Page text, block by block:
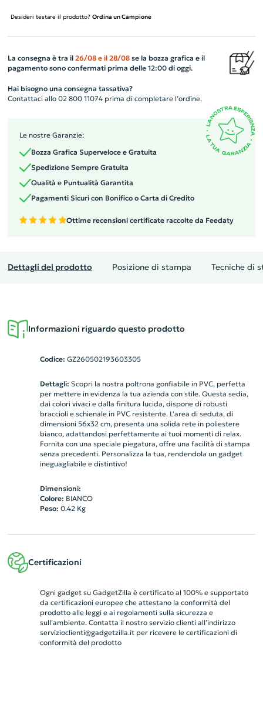
Desideri testare il prodotto? Ordina un Campione
La consegna è tra il 26/08 e il 28/08se la bozza grafica e il
pagamento sono confermati prima delle 12:00 di oggi.
Hai bisogno una consegna tassativa?
Contattaci allo 02 800 11074 prima di completare l’ordine.
Le nostre Garanzie:
Bozza Grafica Superveloce e Gratuita
Spedizione Sempre Gratuita
Qualità e Puntualità Garantita
Pagamenti Sicuri con Bonifico o Carta di Credito
Ottime recensioni certificate raccolte da Feedaty
Dettagli del prodotto Posizione di stampa Tecniche di
Informazioni riguardo questo prodotto
Codice: GZ260502193603305
Dettagli: Scopri la nostra poltrona gonfiabile in PVC, perfetta
per mettere in evidenza la tua azienda con stile. Questa sedia,
dai colori vivaci e dalla finitura lucida, dispone di robusti
braccioli e schienale in PVC resistente. L'area di seduta, di
dimensioni 56x32 cm, presenta una solida rete in poliestere
bianco, adattandosi perfettamente ai tuoi momenti di relax.
Fornita con una speciale piegatura, offre una facilità di stampa
senza precedenti. Personalizza la tua, rendendola un gadget
ineguagliabile e distintivo!
Dimensioni:
Colore: BIANCO
Peso: 0.42Kg
Certificazioni
Ogni gadget su GadgetZilla è certificato al 100% e supportato
da certificazioni europee che attestano la conformità del
prodotto alle leggi e ai regolamenti sulla sicurezza e
sull'ambiente. Contatta il nostro servizio clienti all’indirizzo
servizioclienti@gadgetzilla.itper ricevere le certificazioni di
conformità del prodotto